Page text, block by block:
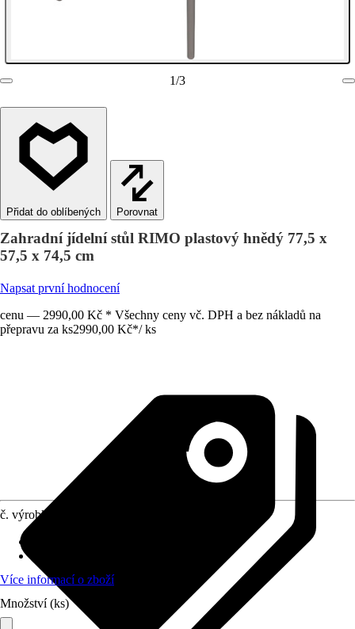
1/3
Porovnat
Zahradní jídelní stůl RIMO plastový hnědý 77,5 x
57,5 x 74,5 cm
Napsat první hodnocení
cenu — 2990,00 Kč * Všechny ceny vč. DPH a bez nákladů na
přepravu za ks2990,00 Kč*/ ks
č. výrobku
Více informací o zboží
Množství (ks)